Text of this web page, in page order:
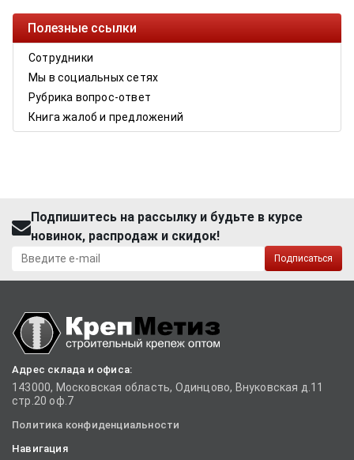
Полезные ссылки
Сотрудники
Мы в социальных сетях
Рубрика вопрос-ответ
Книга жалоб и предложений
Подпишитесь на рассылку и будьте в курсе
новинок, распродаж и скидок!
Подписаться
Адрес склада и офиса:
143000, Московская область, Одинцово, Внуковская д.11
стр.20 оф.7
Политика конфиденциальности
Навигация